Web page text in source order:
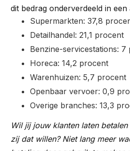
dit bedrag onderverdeeld in
Supermarkten: 37,8
Detailhandel: 21,1 procent
Benzine-servicestations: 7
Horeca: 14,2 procent
Warenhuizen: 5,7 procent
Openbaar vervoer: 0,9
Overige branches: 13,3
Wil jij jouw klanten laten
zij dat willen? Niet lang meer